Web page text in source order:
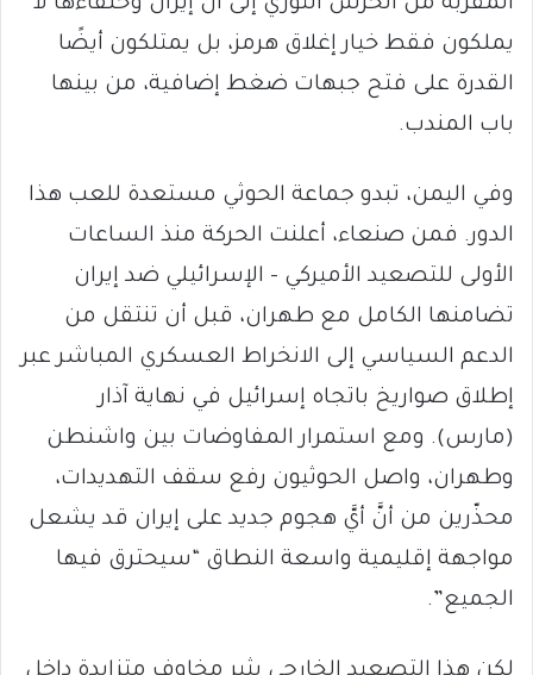
المقربة من الحرس الثوري إلى أنَّ إيران وحلفاءها لا
يملكون فقط خيار إغلاق هرمز، بل يمتلكون أيضًا
القدرة على فتح جبهات ضغط إضافية، من بينها
باب المندب.
وفي اليمن، تبدو جماعة الحوثي مستعدة للعب هذا
الدور. فمن صنعاء، أعلنت الحركة منذ الساعات
الأولى للتصعيد الأميركي – الإسرائيلي ضد إيران
تضامنها الكامل مع طهران، قبل أن تنتقل من
الدعم السياسي إلى الانخراط العسكري المباشر عبر
إطلاق صواريخ باتجاه إسرائيل في نهاية آذار
(مارس). ومع استمرار المفاوضات بين واشنطن
وطهران، واصل الحوثيون رفع سقف التهديدات،
محذّرين من أنَّ أيَّ هجوم جديد على إيران قد يشعل
مواجهة إقليمية واسعة النطاق “سيحترق فيها
الجميع”.